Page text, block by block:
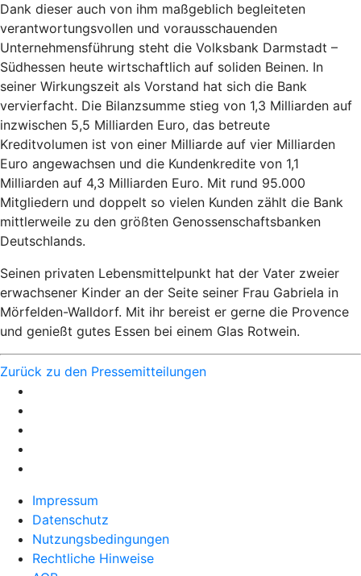
Dank dieser auch von ihm maßgeblich begleiteten
verantwortungsvollen und vorausschauenden
Unternehmensführung steht die Volksbank Darmstadt –
Südhessen heute wirtschaftlich auf soliden Beinen. In
seiner Wirkungszeit als Vorstand hat sich die Bank
vervierfacht. Die Bilanzsumme stieg von 1,3 Milliarden auf
inzwischen 5,5 Milliarden Euro, das betreute
Kreditvolumen ist von einer Milliarde auf vier Milliarden
Euro angewachsen und die Kundenkredite von 1,1
Milliarden auf 4,3 Milliarden Euro. Mit rund 95.000
Mitgliedern und doppelt so vielen Kunden zählt die Bank
mittlerweile zu den größten Genossenschaftsbanken
Deutschlands.
Seinen privaten Lebensmittelpunkt hat der Vater zweier
erwachsener Kinder an der Seite seiner Frau Gabriela in
Mörfelden-Walldorf. Mit ihr bereist er gerne die Provence
und genießt gutes Essen bei einem Glas Rotwein.
Zurück zu den Pressemitteilungen
Impressum
Datenschutz
Nutzungsbedingungen
Rechtliche Hinweise